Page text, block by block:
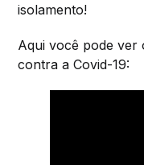
isolamento!
Aqui você pode ver
contra a Covid-19: